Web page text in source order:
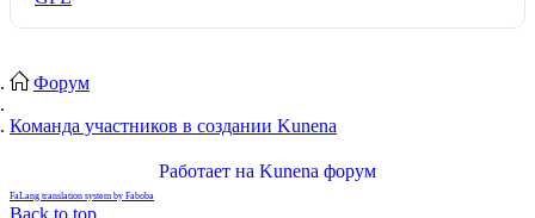
Форум
Команда участников в создании Kunena
Работает на Kunena форум
FaLang translation system by Faboba
Back to top